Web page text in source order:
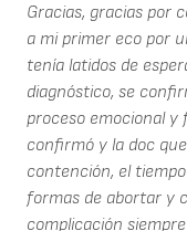
Gracias, gracias por
a mi primer eco por
tenía latidos de
diagnóstico, se
proceso emocional y
confirmó y la doc
contención, el
formas de abortar y
complicación